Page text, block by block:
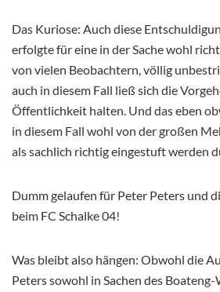
Das Kuriose: Auch diese
erfolgte für eine in der Sache wohl
von vielen Beobachtern, völlig
auch in diesem Fall ließ sich die
Öffentlichkeit halten. Und das eben
in diesem Fall wohl von der großen
als sachlich richtig eingestuft werden
Dumm gelaufen für Peter Peters und
beim FC Schalke 04!
Was bleibt also hängen: Obwohl die
Peters sowohl in Sachen des Boateng-